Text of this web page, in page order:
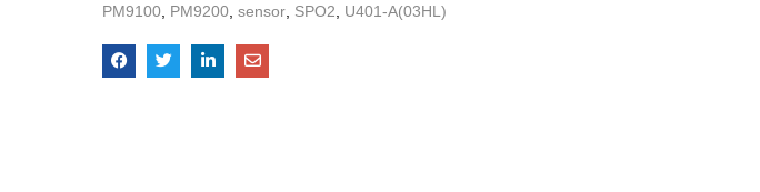
PM9100 PM9200 sensor SPO2 U401-A(03HL)